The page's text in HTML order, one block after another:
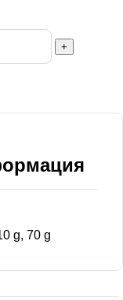
+
g, 70 g